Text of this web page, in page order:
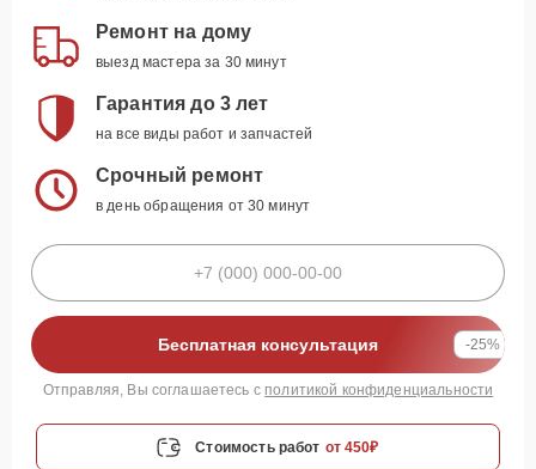
Ремонт на дому
выезд мастера за 30 минут
Гарантия до 3 лет
на все виды работ и запчастей
Срочный ремонт
в день обращения от 30 минут
Бесплатная консультация -25%
Отправляя, Вы соглашаетесь с политикой конфиденциальности
Стоимость работ от 450₽